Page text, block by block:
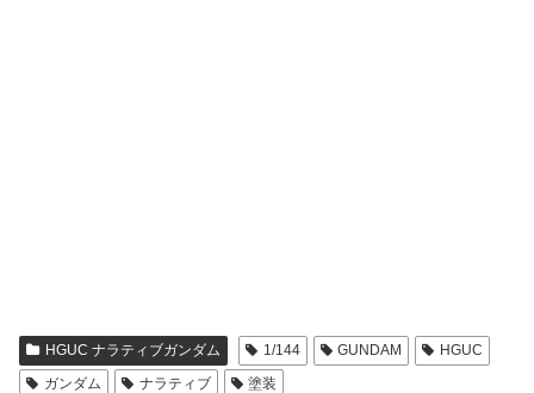
HGUC ナラティブガンダム 1/144 GUNDAM
HGUC
ガンダム
ナラティブ 塗装